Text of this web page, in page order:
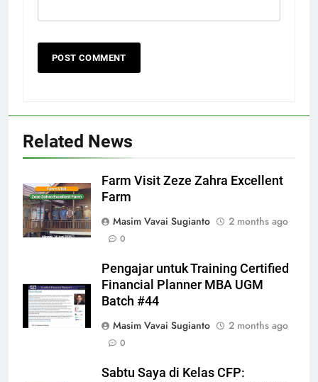
Related News
Farm Visit Zeze Zahra Excellent
Farm
Masim Vavai Sugianto
2 months ago
0
Pengajar untuk Training Certified
Financial Planner MBA UGM
Batch #44
Masim Vavai Sugianto
2 months ago
0
Sabtu Saya di Kelas CFP: